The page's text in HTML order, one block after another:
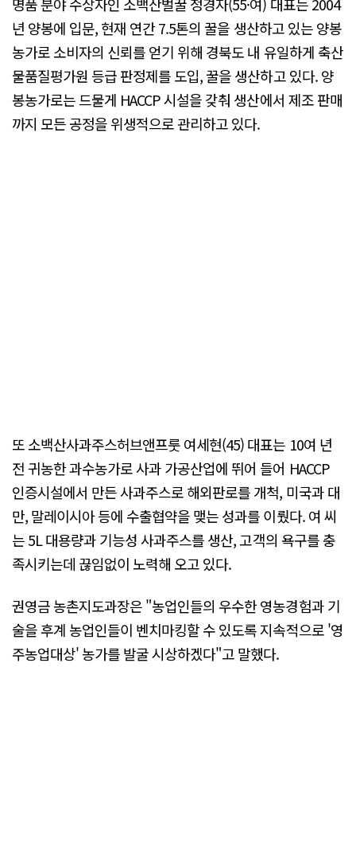
년 양봉에 입문, 현재 연간 7.5톤의 꿀을 생산하고 있는 양봉
농가로 소비자의 신뢰를 얻기 위해 경북도 내 유일하게 축산
물품질평가원 등급 판정제를 도입, 꿀을 생산하고 있다. 양
봉농가로는 드물게 HACCP 시설을 갖춰 생산에서 제조 판매
까지 모든 공정을 위생적으로 관리하고 있다.
또 소백산사과주스허브앤프룻 여세현(45) 대표는 10여 년
전 귀농한 과수농가로 사과 가공산업에 뛰어 들어 HACCP
인증시설에서 만든 사과주스로 해외판로를 개척, 미국과 대
만, 말레이시아 등에 수출협약을 맺는 성과를 이뤘다. 여 씨
는 5L 대용량과 기능성 사과주스를 생산, 고객의 욕구를 충
족시키는데 끊임없이 노력해 오고 있다.
권영금 농촌지도과장은 "농업인들의 우수한 영농경험과 기
술을 후계 농업인들이 벤치마킹할 수 있도록 지속적으로 '영
주농업대상' 농가를 발굴 시상하겠다"고 말했다.